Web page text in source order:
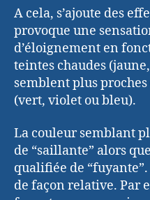
A cela, s’ajoute des
provoque une
d’éloignement en
teintes chaudes
semblent plus
(vert, violet ou bleu).
La couleur semblant
de “saillante” alors
qualifiée de
de façon relative. Par